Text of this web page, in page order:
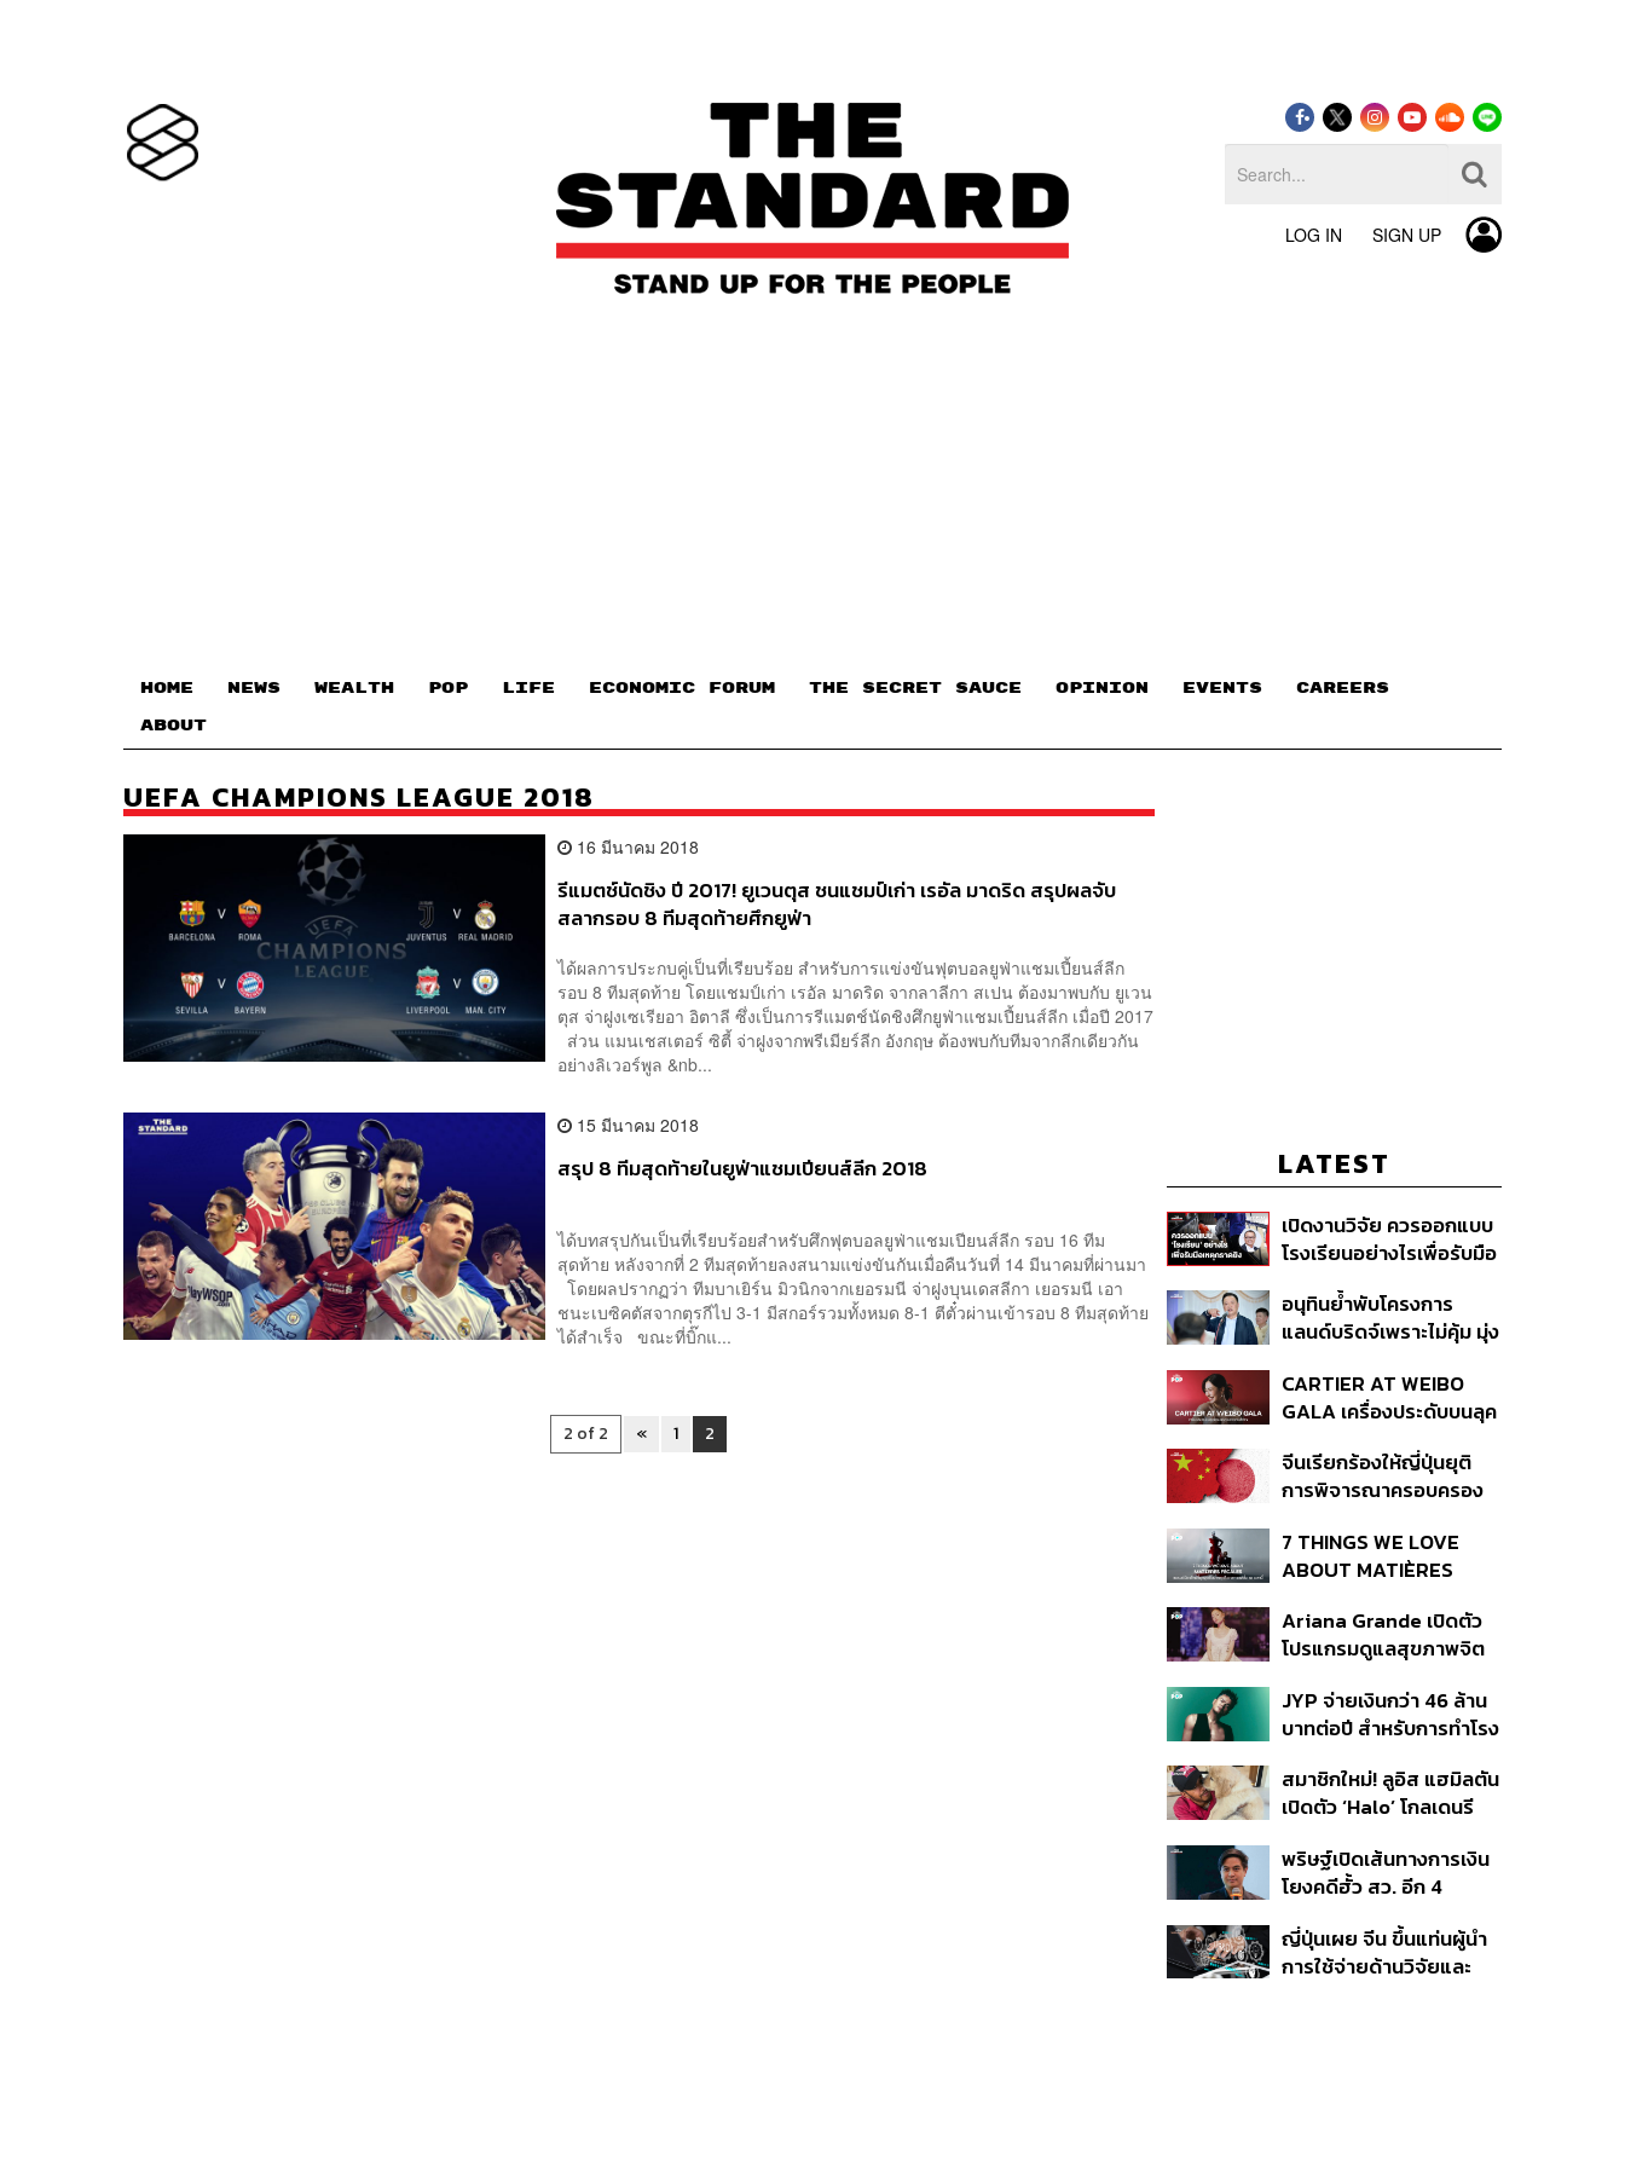
LOG IN SIGN UP
HOME NEWS WEALTH POP LIFE ECONOMIC FORUM THE SECRET SAUCE​ OPINION EVENTS CAREERS
ABOUT
UEFA CHAMPIONS LEAGUE 2018
16 มีนาคม 2018
รีแมตช์นัดชิง ปี 2017! ยูเวนตุส ชนแชมป์เก่า เรอัล มาดริด สรุปผลจับ
สลากรอบ 8 ทีมสุดท้ายศึกยูฟ่า
ได้ผลการประกบคู่เป็นที่เรียบร้อย สำหรับการแข่งขันฟุตบอลยูฟ่าแชมเปี้ยนส์ลีก
รอบ 8 ทีมสุดท้าย โดยแชมป์เก่า เรอัล มาดริด จากลาลีกา สเปน ต้องมาพบกับ ยูเวน
ตุส จ่าฝูงเซเรียอา อิตาลี ซึ่งเป็นการรีแมตช์นัดชิงศึกยูฟ่าแชมเปี้ยนส์ลีก เมื่อปี 2017
ส่วน แมนเชสเตอร์ ซิตี้ จ่าฝูงจากพรีเมียร์ลีก อังกฤษ ต้องพบกับทีมจากลีกเดียวกัน
อย่างลิเวอร์พูล &nb...
15 มีนาคม 2018
สรุป 8 ทีมสุดท้ายในยูฟ่าแชมเปียนส์ลีก 2018
ได้บทสรุปกันเป็นที่เรียบร้อยสำหรับศึกฟุตบอลยูฟ่าแชมเปียนส์ลีก รอบ 16 ทีม
สุดท้าย หลังจากที่ 2 ทีมสุดท้ายลงสนามแข่งขันกันเมื่อคืนวันที่ 14 มีนาคมที่ผ่านมา
โดยผลปรากฏว่า ทีมบาเยิร์น มิวนิกจากเยอรมนี จ่าฝูงบุนเดสลีกา เยอรมนี เอา
ชนะเบซิคตัสจากตุรกีไป 3-1 มีสกอร์รวมทั้งหมด 8-1 ตีตั๋วผ่านเข้ารอบ 8 ทีมสุดท้าย
ได้สำเร็จ ขณะที่บิ๊กแ...
2 of 2 « 1 2
LATEST
เปิดงานวิจัย ควรออกแบบ
โรงเรียนอย่างไรเพื่อรับมือ
อนุทินย้ำพับโครงการ
แลนด์บริดจ์เพราะไม่คุ้ม มุ่ง
รองรับอ่าวไทย-อันดามัน
CARTIER AT WEIBO
GALA เครื่องประดับบนลุค
สำคัญ
จีนเรียกร้องให้ญี่ปุ่นยุติ
การพิจารณาครอบครอง
7 THINGS WE LOVE
ABOUT MATIÈRES
Ariana Grande เปิดตัว
โปรแกรมดูแลสุขภาพจิต
ดนตรี
JYP จ่ายเงินกว่า 46 ล้าน
บาทต่อปี สำหรับการทำโรง
สมาชิกใหม่! ลูอิส แฮมิลตัน
เปิดตัว ‘Halo’ โกลเดนรี
พริษฐ์เปิดเส้นทางการเงิน
โยงคดีฮั้ว สว. อีก 4
อำนาจเจริญโอนเงินให้เจ้า
หน้าที่ กกต. ฝ่ายสืบสวน
ญี่ปุ่นเผย จีน ขึ้นแท่นผู้นำ
การใช้จ่ายด้านวิจัยและ